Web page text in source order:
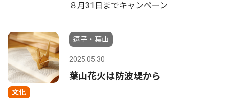
８月31日までキャンペーン
文化
逗子・葉山
2025.05.30
葉山花火は防波堤から